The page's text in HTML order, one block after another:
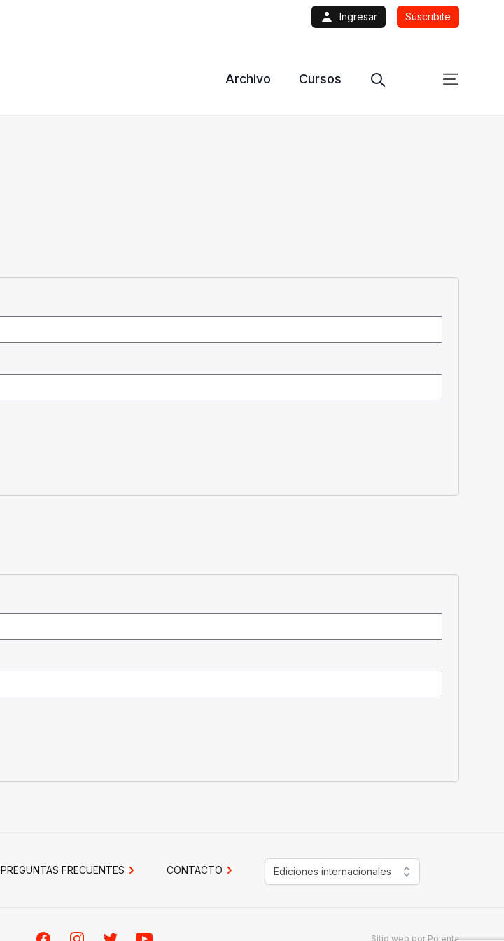
Ingresar Suscribite
Archivo Cursos
PREGUNTAS FRECUENTES CONTACTO Ediciones internacionales
Sitio web por Polenta